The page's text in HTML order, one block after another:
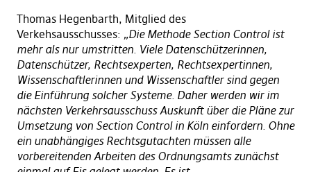
Thomas Hegenbarth, Mitglied des
Verkehsausschusses: „Die Methode Section Control ist
mehr als nur umstritten. Viele Datenschützerinnen,
Datenschützer, Rechtsexperten, Rechtsexpertinnen,
Wissenschaftlerinnen und Wissenschaftler sind gegen
die Einführung solcher Systeme. Daher werden wir im
nächsten Verkehrsausschuss Auskunft über die Pläne zur
Umsetzung von Section Control in Köln einfordern. Ohne
ein unabhängiges Rechtsgutachten müssen alle
vorbereitenden Arbeiten des Ordnungsamts zunächst